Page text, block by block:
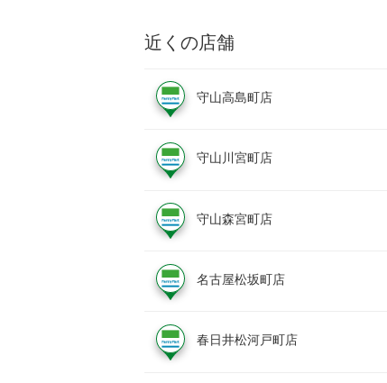
近くの店舗
守山高島町店
守山川宮町店
守山森宮町店
名古屋松坂町店
春日井松河戸町店